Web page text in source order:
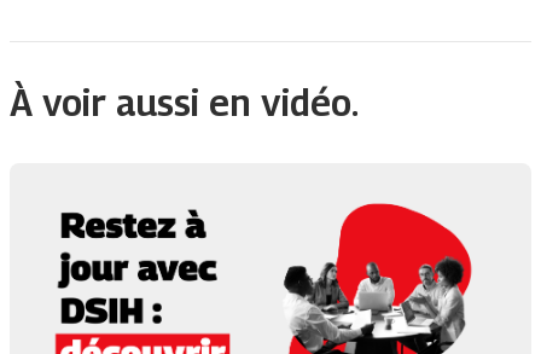
À voir aussi en vidéo.